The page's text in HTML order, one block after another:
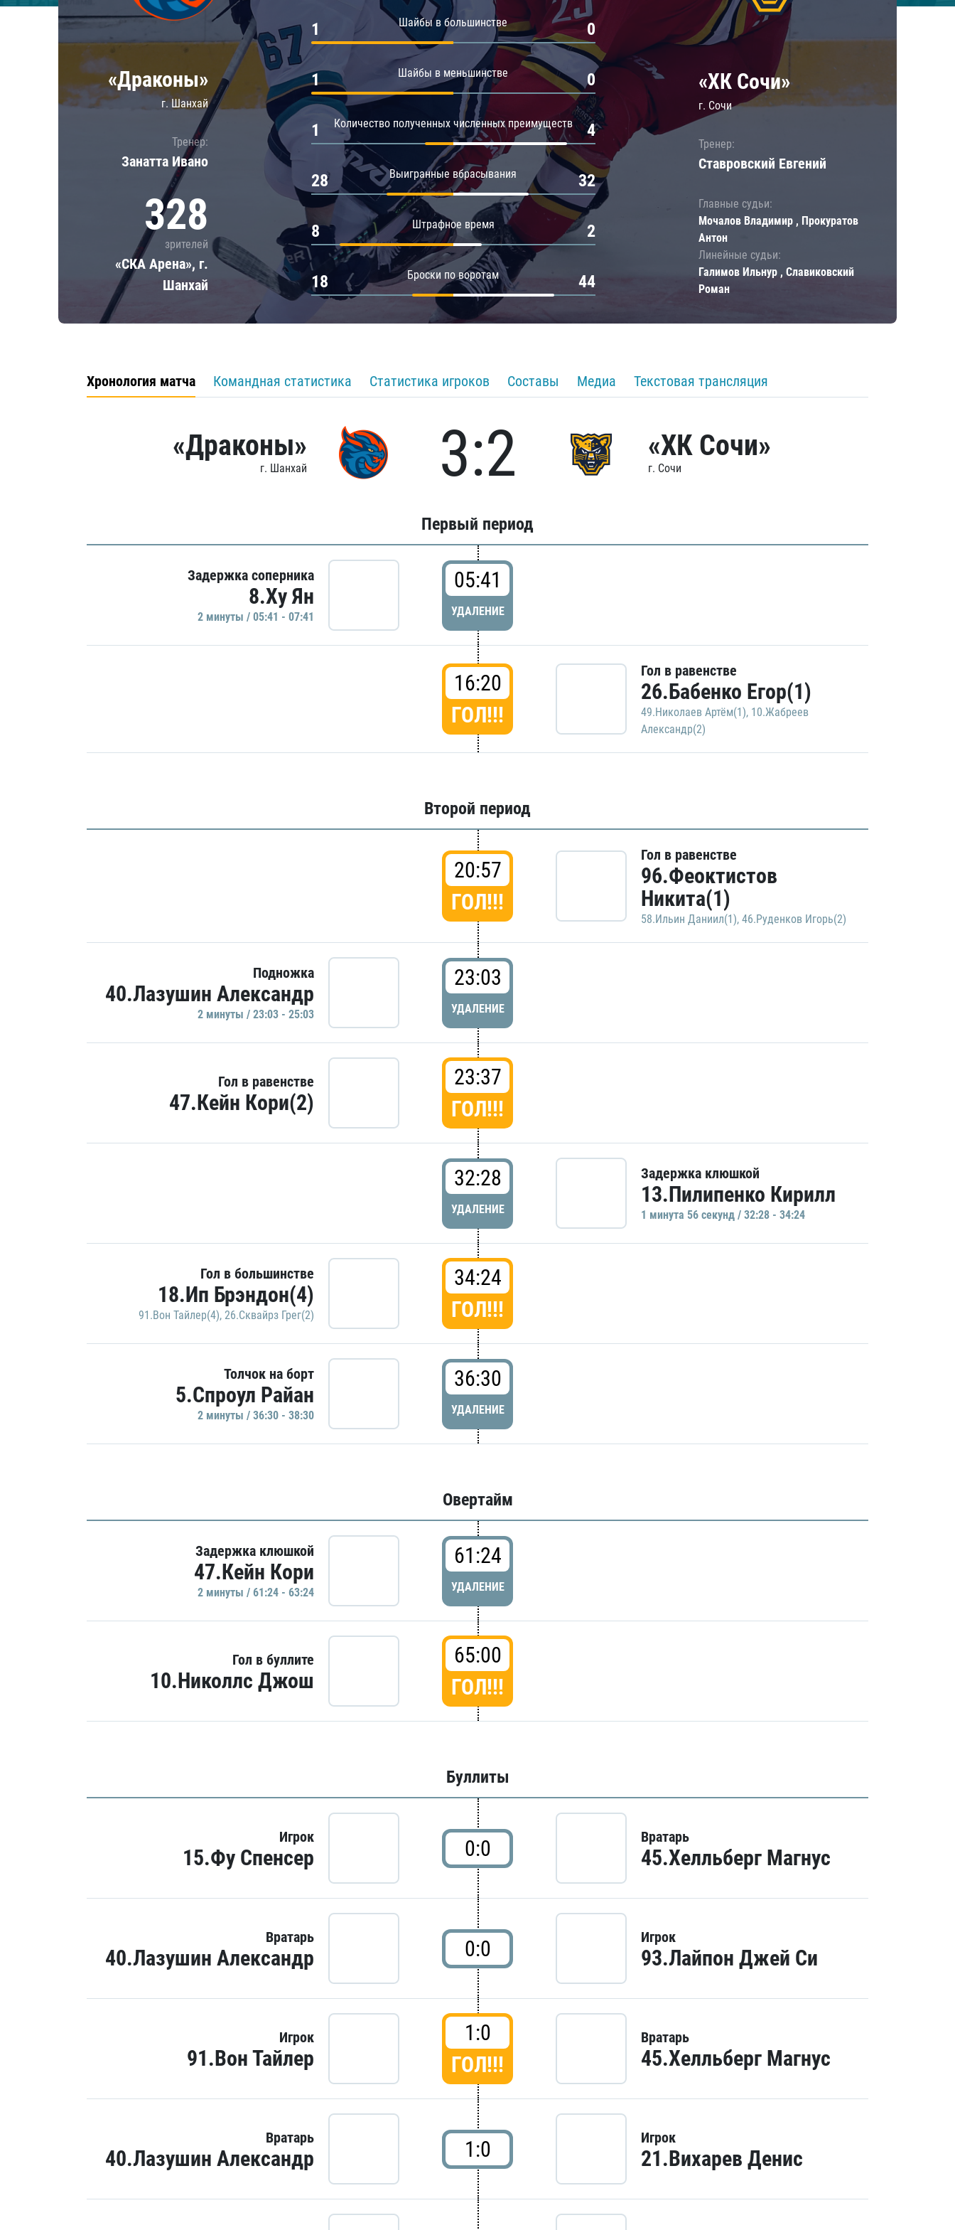
Локомотив
Шанхайские Драконы
Амур
Барыс
Салават Юлаев
«Драконы»
г. Шанхай
Тренер:
Занатта Иванo
328
зрителей
«СКА Арена», г.
Шанхай
Шайбы в большинстве
1 0
Шайбы в меньшинстве
1 0
Количество полученных численных преимуществ
1 4
Выигранные вбрасывания
28 32
Штрафное время
8 2
Броски по воротам
18 44
«ХК Сочи»
г. Сочи
Тренер:
Ставровский Евгений
Главные судьи:
Мочалов Владимир , Прокуратов
Антон
Линейные судьи:
Галимов Ильнур , Славиковский
Роман
Хронология матча Командная статистика Статистика игроков Составы Медиа Текстовая трансляция
«Драконы»
г. Шанхай 3:2 «ХК Сочи»
г. Сочи
Первый период
Задержка соперника
8.Ху Ян
2 минуты / 05:41 - 07:41
05:41
УДАЛЕНИЕ
16:20
ГОЛ!!!
Гол в равенстве
26.Бабенко Егор(1)
49.Николаев Артём(1), 10.Жабреев
Александр(2)
Второй период
20:57
ГОЛ!!!
Гол в равенстве
96.Феоктистов
Никита(1)
58.Ильин Даниил(1), 46.Руденков Игорь(2)
Подножка
40.Лазушин Александр
2 минуты / 23:03 - 25:03
23:03
УДАЛЕНИЕ
Гол в равенстве
47.Кейн Кори(2)
23:37
ГОЛ!!!
32:28
УДАЛЕНИЕ
Задержка клюшкой
13.Пилипенко Кирилл
1 минутa 56 секунд / 32:28 - 34:24
Гол в большинстве
18.Ип Брэндон(4)
91.Вон Тайлер(4), 26.Сквайрз Грег(2)
34:24
ГОЛ!!!
Толчок на борт
5.Спроул Райан
2 минуты / 36:30 - 38:30
36:30
УДАЛЕНИЕ
Овертайм
Задержка клюшкой
47.Кейн Кори
2 минуты / 61:24 - 63:24
61:24
УДАЛЕНИЕ
Гол в буллите
10.Николлс Джош
65:00
ГОЛ!!!
Буллиты
Игрок
15.Фу Спенсер 0:0 Вратарь
45.Хелльберг Магнус
Вратарь
40.Лазушин Александр 0:0 Игрок
93.Лайпон Джей Си
Игрок
91.Вон Тайлер
1:0
ГОЛ!!!
Вратарь
45.Хелльберг Магнус
Вратарь
40.Лазушин Александр 1:0 Игрок
21.Вихарев Денис